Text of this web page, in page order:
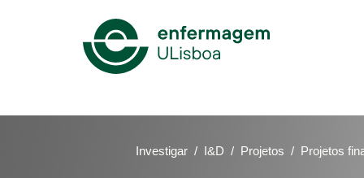
Mega
Menu
Investigar I&D Projetos Projetos